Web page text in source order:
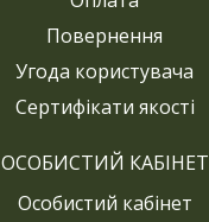
Повернення
Угода користувача
Сертифікати якості
ОСОБИСТИЙ КАБІНЕТ
Особистий кабінет